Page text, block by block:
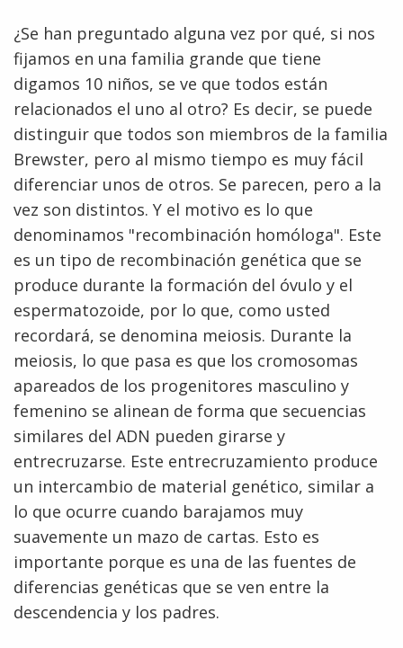
ABOUT
¿Se han preguntado alguna vez por qué, si nos
fijamos en una familia grande que tiene
digamos 10 niños, se ve que todos están
relacionados el uno al otro? Es decir, se puede
distinguir que todos son miembros de la familia
Brewster, pero al mismo tiempo es muy fácil
diferenciar unos de otros. Se parecen, pero a la
vez son distintos. Y el motivo es lo que
denominamos "recombinación homóloga". Este
es un tipo de recombinación genética que se
produce durante la formación del óvulo y el
espermatozoide, por lo que, como usted
recordará, se denomina meiosis. Durante la
meiosis, lo que pasa es que los cromosomas
apareados de los progenitores masculino y
femenino se alinean de forma que secuencias
similares del ADN pueden girarse y
entrecruzarse. Este entrecruzamiento produce
un intercambio de material genético, similar a
lo que ocurre cuando barajamos muy
suavemente un mazo de cartas. Esto es
importante porque es una de las fuentes de
diferencias genéticas que se ven entre la
descendencia y los padres.